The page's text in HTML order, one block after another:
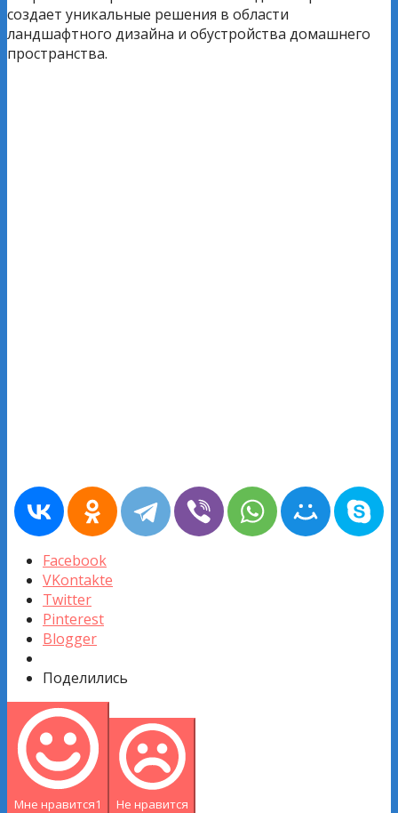
создает уникальные решения в области
ландшафтного дизайна и обустройства домашнего
пространства.
Facebook
VKontakte
Twitter
Pinterest
Blogger
Поделились
Мне нравится1 Не нравится